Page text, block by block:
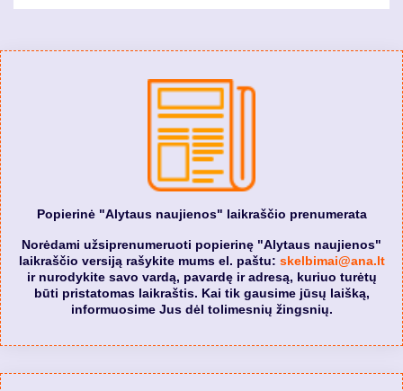
Popierinė "Alytaus naujienos" laikraščio prenumerata
Norėdami užsiprenumeruoti popierinę "Alytaus naujienos"
laikraščio versiją rašykite mums el. paštu: skelbimai@ana.lt
ir nurodykite savo vardą, pavardę ir adresą, kuriuo turėtų
būti pristatomas laikraštis. Kai tik gausime jūsų laišką,
informuosime Jus dėl tolimesnių žingsnių.